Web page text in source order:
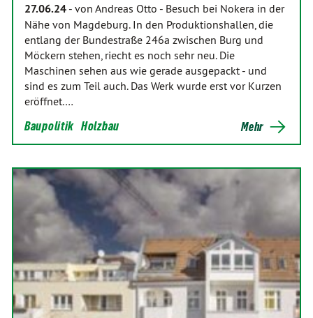
27.06.24 - von Andreas Otto - Besuch bei Nokera in der
Nähe von Magdeburg. In den Produktionshallen, die
entlang der Bundestraße 246a zwischen Burg und
Möckern stehen, riecht es noch sehr neu. Die
Maschinen sehen aus wie gerade ausgepackt - und
sind es zum Teil auch. Das Werk wurde erst vor Kurzen
eröffnet.…
Baupolitik Holzbau Mehr